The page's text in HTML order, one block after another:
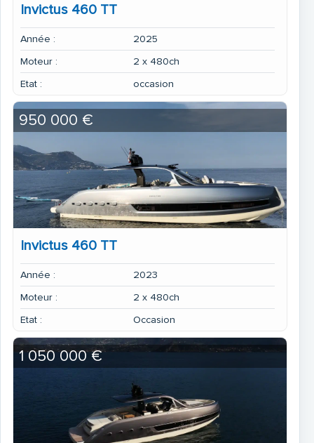
Invictus 460 TT
Année :
2025
Moteur :
2 x 480ch
Etat :
occasion
Invictus 460 TT
Année :
2023
Moteur :
2 x 480ch
Etat :
Occasion
950 000 €
1 050 000 €